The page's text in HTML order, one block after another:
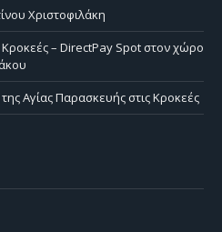
Χριστοφιλάκη
Κροκεές – DirectPay Spot στον χώρο
Αγίας Παρασκευής στις Κροκεές